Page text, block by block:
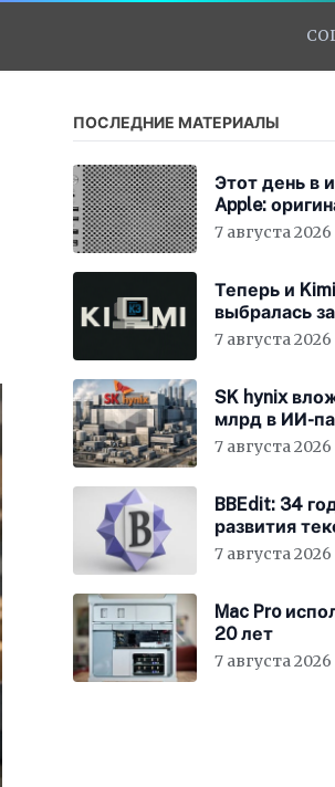
ПОСЛЕДНИЕ МАТЕРИАЛЫ
Этот день в
Apple:
Mac Pro
7 августа 2026
Теперь и
выбралась
«песочницы»
7 августа 2026
SK hynix
млрд в ИИ-
7 августа 2026
BBEdit: 34
развития
редактора
7 августа 2026
Mac Pro
20 лет
7 августа 2026